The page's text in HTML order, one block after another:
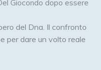
Giocondo dopo essere
del Dna. Il confronto
per dare un volto reale